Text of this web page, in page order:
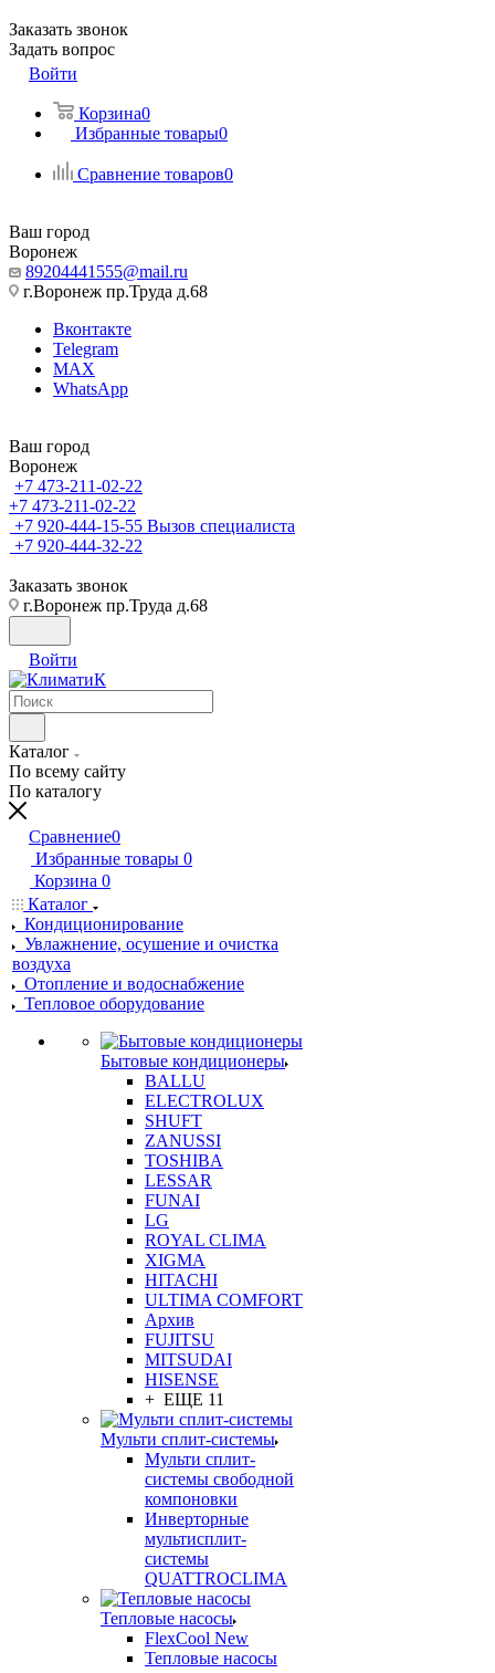
Заказать звонок
Задать вопрос
Войти
Корзина0
Избранные товары0
Сравнение товаров0
Ваш город
Воронеж
89204441555@mail.ru
г.Воронеж пр.Труда д.68
Вконтакте
Telegram
MAX
WhatsApp
Ваш город
Воронеж
+7 473-211-02-22
+7 473-211-02-22
+7 920-444-15-55 Вызов специалиста
+7 920-444-32-22
Заказать звонок
г.Воронеж пр.Труда д.68
Войти
Каталог
По всему сайту
По каталогу
Сравнение0
Избранные товары 0
Корзина 0
Каталог
Кондиционирование
Увлажнение, осушение и очистка
воздуха
Отопление и водоснабжение
Тепловое оборудование
Бытовые кондиционеры
BALLU
ELECTROLUX
SHUFT
ZANUSSI
TOSHIBA
LESSAR
FUNAI
LG
ROYAL CLIMA
XIGMA
HITACHI
ULTIMA COMFORT
Архив
FUJITSU
MITSUDAI
HISENSE
+ ЕЩЕ 11
Мульти сплит-системы
Мульти сплит-
системы свободной
компоновки
Инверторные
мультисплит-
системы
QUATTROCLIMA
Тепловые насосы
FlexCool New
Тепловые насосы